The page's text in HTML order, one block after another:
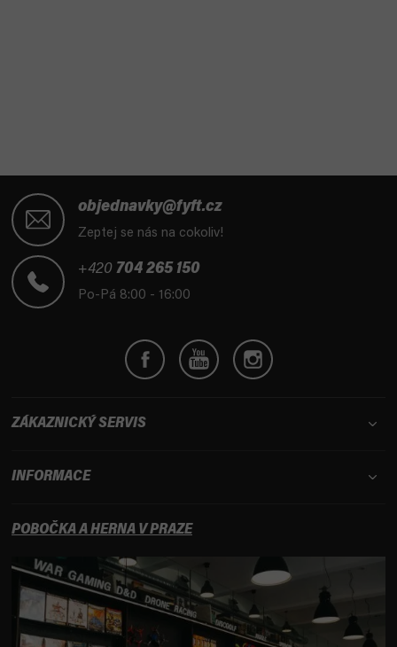
objednavky@fyft.cz
Zeptej se nás na cokoliv!
+420 704 265 150
Po-Pá 8:00 - 16:00
ZÁKAZNICKÝ SERVIS
INFORMACE
POBOČKA A HERNA V PRAZE